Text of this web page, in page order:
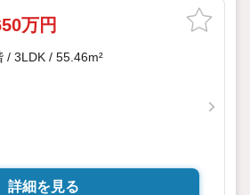
万円
/ 3LDK / 55.46m²
詳細を見る